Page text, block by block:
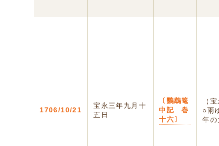
1706/10/21
宝永三年九月十
五日
〔鸚鵡篭
中記 巻
十六〕
（
○雨
年